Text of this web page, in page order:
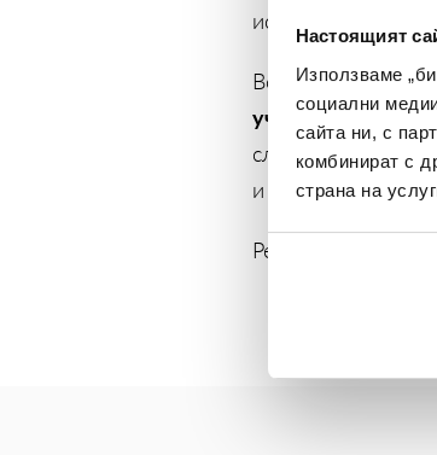
Настоящият
Използваме
социални
сайта ни, с
комбинират с
страна на
истинска тенис
Всеки, който
участиетук или
случаен принцип
и емоции към
Регистрирайте